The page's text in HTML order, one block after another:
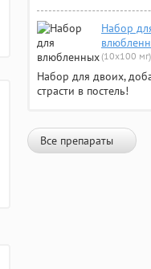
Набор
(10х100 мг)
Набор для двоих,
страсти в постель!
Все препараты